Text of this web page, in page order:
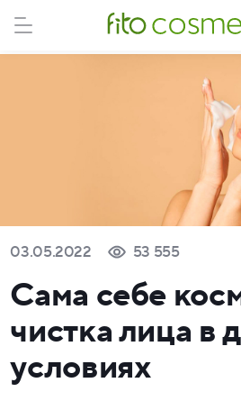
03.05.2022 53 555
Сама себе
чистка лица в
условиях